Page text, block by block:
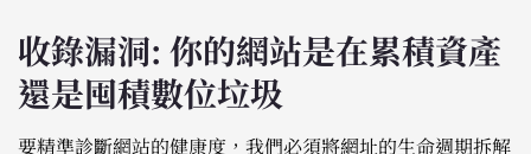
收錄漏洞: 你的網站是在累積資產
還是囤積數位垃圾
要精準診斷網站的健康度，我們必須將網址的生命週期拆解